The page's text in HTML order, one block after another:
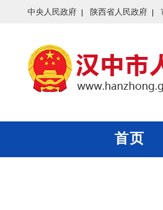
中央人民政府 陕西省人民政府
首页